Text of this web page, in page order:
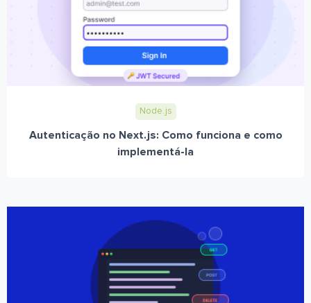
Node.js
Autenticação no Next.js: Como funciona e como
implementá-la